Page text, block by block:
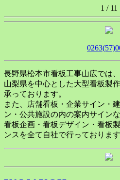
1 / 11
長野県松本市看板工事山広では
山梨県を中心とした大型看板製
承っております。
また、店舗看板・企業サイン・
ン・公共施設の内の案内サイン
看板企画・看板デザイン・看板
ンスを全て自社で行っております